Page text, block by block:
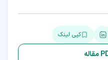
کپی لینک